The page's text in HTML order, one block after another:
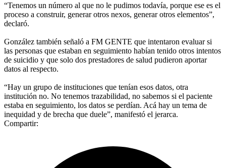
“Tenemos un número al que no le pudimos todavía, porque ese es el
proceso a construir, generar otros nexos, generar otros elementos”,
declaró.
González también señaló a FM GENTE que intentaron evaluar si
las personas que estaban en seguimiento habían tenido otros intentos
de suicidio y que solo dos prestadores de salud pudieron aportar
datos al respecto.
“Hay un grupo de instituciones que tenían esos datos, otra
institución no. No tenemos trazabilidad, no sabemos si el paciente
estaba en seguimiento, los datos se perdían. Acá hay un tema de
inequidad y de brecha que duele”, manifestó el jerarca.
Compartir: